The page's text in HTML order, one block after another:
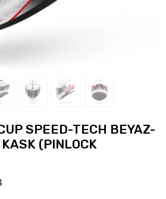
SPEED-TECH BEYAZ-
(PINLOCK